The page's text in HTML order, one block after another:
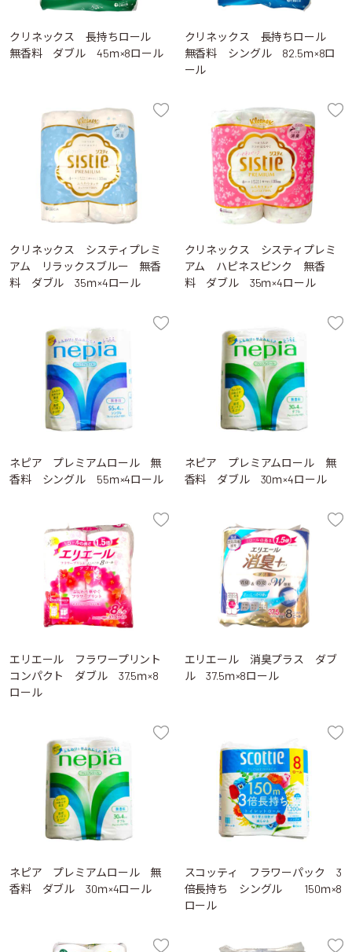
クリネックス 長持ちロール
無香料 ダブル 45ｍ×8ロール
クリネックス 長持ちロール
無香料 シングル 82.5ｍ×8ロ
ール
クリネックス システィプレミ
アム リラックスブルー 無香
料 ダブル 35ｍ×4ロール
クリネックス システィプレミ
アム ハピネスピンク 無香
料 ダブル 35ｍ×4ロール
ネピア プレミアムロール 無
香料 シングル 55ｍ×4ロール
ネピア プレミアムロール 無
香料 ダブル 30ｍ×4ロール
エリエール フラワープリント
コンパクト ダブル 37.5ｍ×8
ロール
エリエール 消臭プラス ダブ
ル 37.5ｍ×8ロール
ネピア プレミアムロール 無
香料 ダブル 30ｍ×4ロール
スコッティ フラワーパック 3
倍長持ち シングル 150ｍ×8
ロール